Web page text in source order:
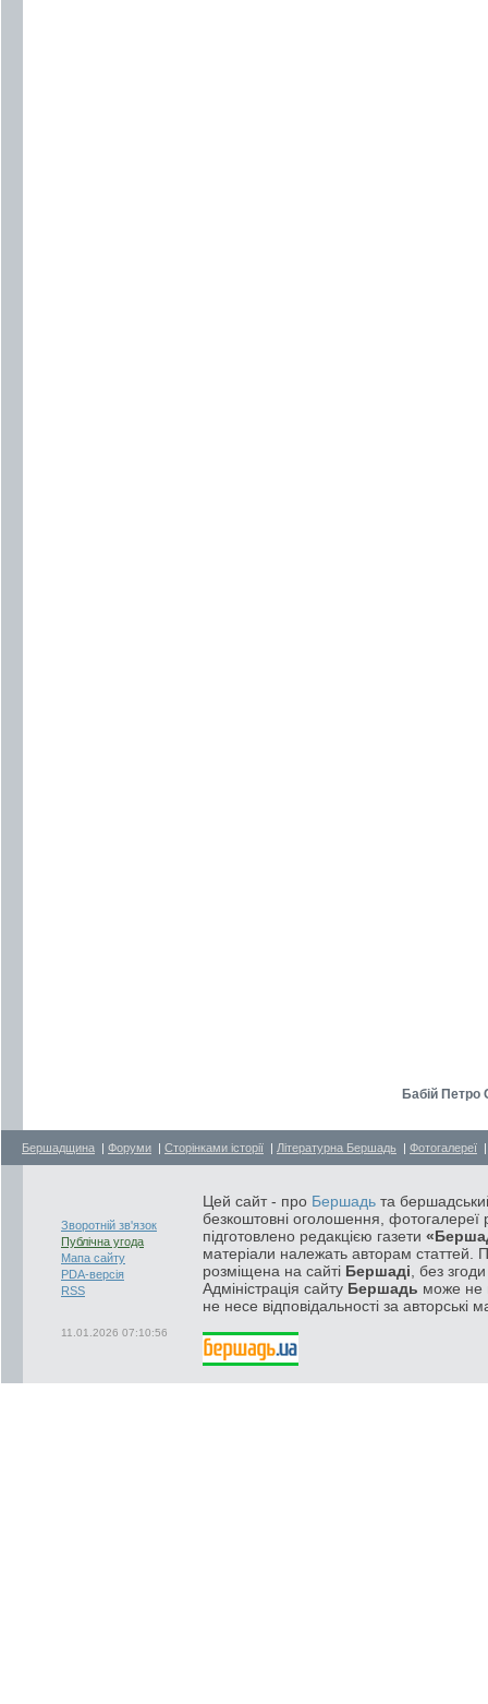
Бабій Петро
Бершадщина | Форуми | Сторінками історії | Літературна Бершадь | Фотогалереї
Зворотній зв'язок
Публічна угода
Мапа сайту
PDA-версія
RSS
11.01.2026 07:10:56
Цей сайт - про Бершадь та
безкоштовні оголошення, фотогалереї
підготовлено редакцією газети
матеріали належать авторам статтей.
розміщена на сайті Бершаді , без
Адміністрація сайту Бершадь може не
не несе відповідальності за авторські